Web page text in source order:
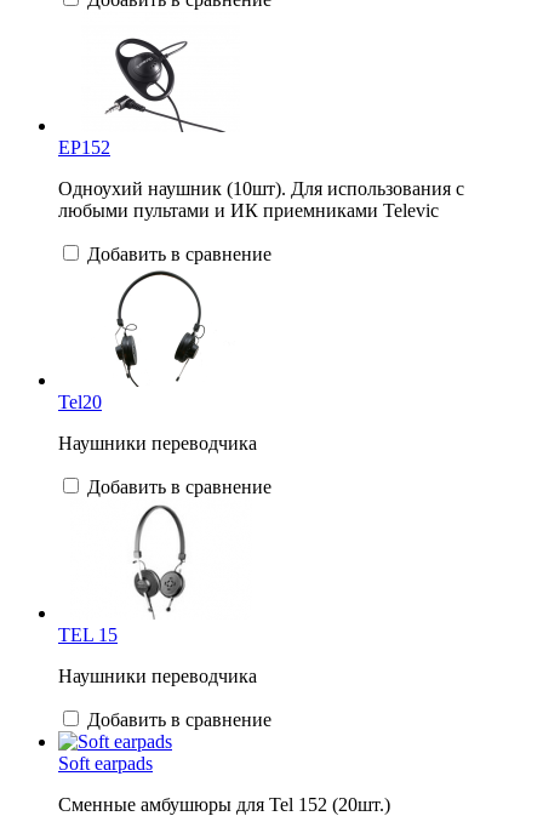
EP152
Одноухий наушник (10шт). Для использования с
любыми пультами и ИК приемниками Televic
Добавить в сравнение
Tel20
Наушники переводчика
Добавить в сравнение
TEL 15
Наушники переводчика
Добавить в сравнение
Soft earpads
Сменные амбушюры для Tel 152 (20шт.)